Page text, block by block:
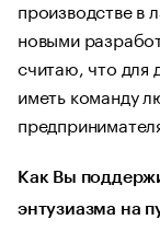
производстве в
новыми
считаю, что для
иметь команду
Как Вы
энтузиазма на